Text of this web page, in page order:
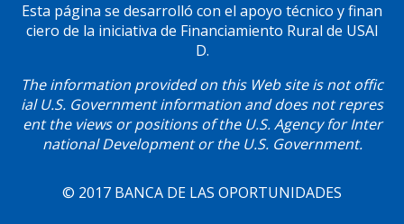
Esta página se desarrolló con el apoyo técnico y finan
ciero de la iniciativa de Financiamiento Rural de USAI
D.
The information provided on this Web site is not offic
ial U.S. Government information and does not repres
ent the views or positions of the U.S. Agency for Inter
national Development or the U.S. Government.
© 2017 BANCA DE LAS OPORTUNIDADES